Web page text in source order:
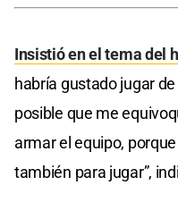
Insistió en el tema del
habría gustado jugar de
posible que me
armar el equipo,
también para jugar”,